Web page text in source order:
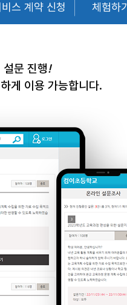
스 계약 신청 체험하기
문 진행!
게 이용 가능합니다.